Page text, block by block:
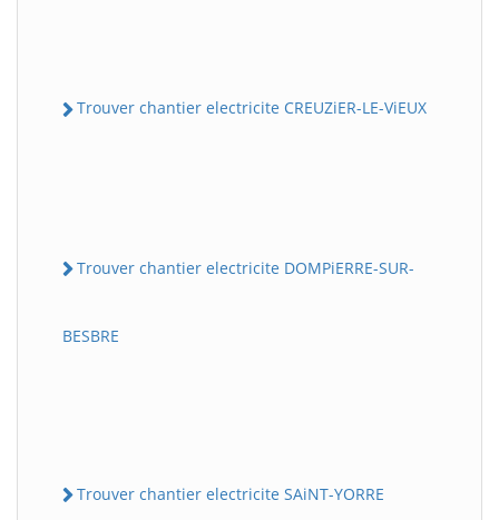
Trouver chantier electricite CREUZiER-LE-ViEUX
Trouver chantier electricite DOMPiERRE-SUR-
BESBRE
Trouver chantier electricite SAiNT-YORRE